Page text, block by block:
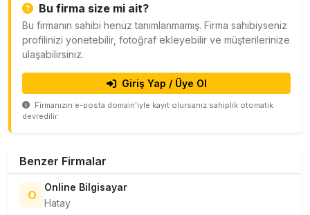
Bu firma size mi ait?
Bu firmanın sahibi henüz tanımlanmamış. Firma sahibiyseniz
profilinizi yönetebilir, fotoğraf ekleyebilir ve müşterilerinize
ulaşabilirsiniz.
Giriş Yap / Üye Ol
Firmanızın e-posta domain'iyle kayıt olursanız sahiplik otomatik
devredilir.
Benzer Firmalar
O
Online Bilgisayar
Hatay